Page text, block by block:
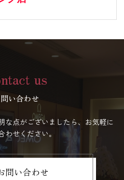
us
い合わせ
な点がございましたら、お気軽に
わせください。
問い合わせ